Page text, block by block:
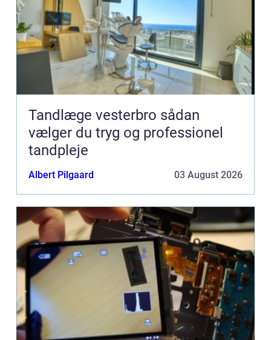
Tandlæge vesterbro sådan
vælger du tryg og professionel
tandpleje
Albert Pilgaard 03 August 2026